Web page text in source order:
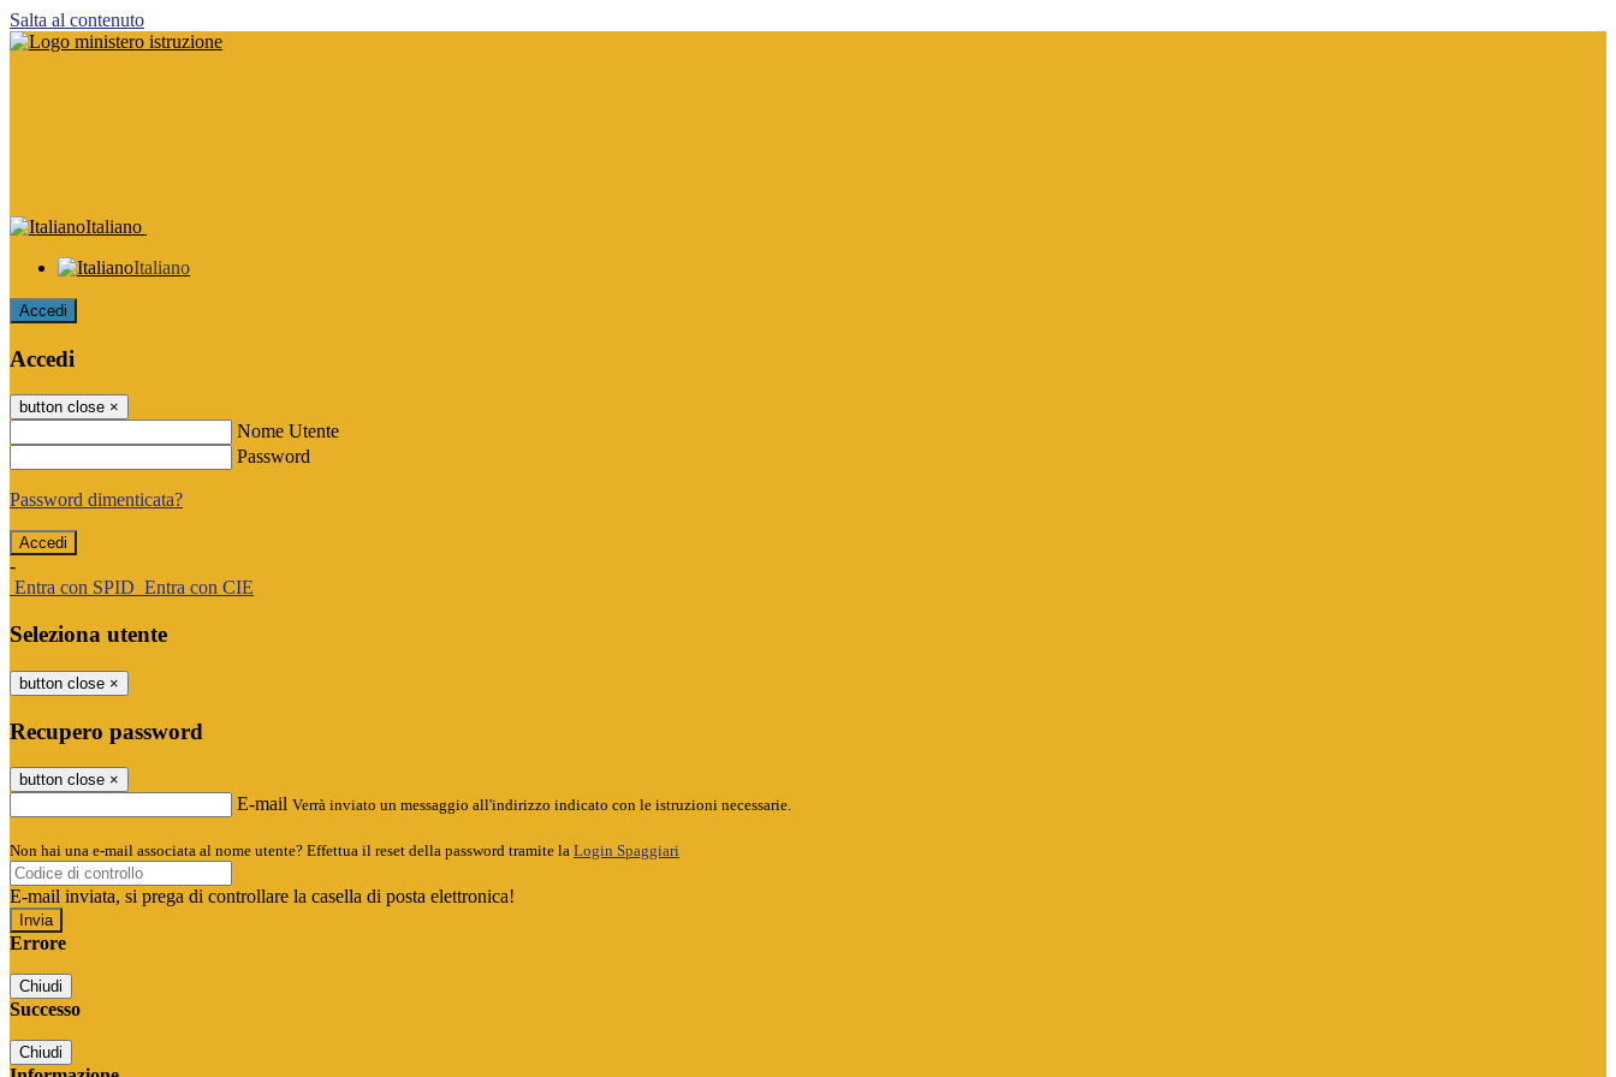
Salta al contenuto
Italiano
Italiano
Accedi
Accedi
button close ×
Nome Utente
Password
Password dimenticata?
-
Entra con SPID Entra con CIE
Seleziona utente
button close ×
Recupero password
button close ×
E-mail Verrà inviato un messaggio all'indirizzo indicato con le istruzioni necessarie.
Non hai una e-mail associata al nome utente? Effettua il reset della password tramite la Login Spaggiari
E-mail inviata, si prega di controllare la casella di posta elettronica!
Errore
Chiudi
Successo
Chiudi